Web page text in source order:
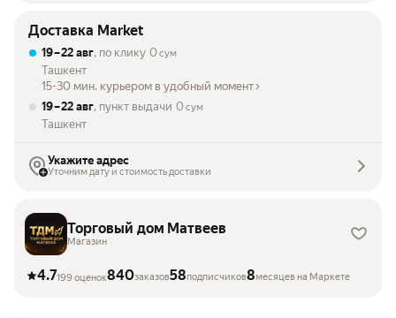
Доставка Market
19 – 22 авг, по клику 0 сум
Ташкент
15-30 мин. курьером в удобный момент
19 – 22 авг, пункт выдачи 0 сум
Ташкент
Укажите адрес
Уточним дату и стоимость доставки
Торговый дом Матвеев
Магазин
4.7199 оценок840заказов58подписчиков8месяцев на Маркете